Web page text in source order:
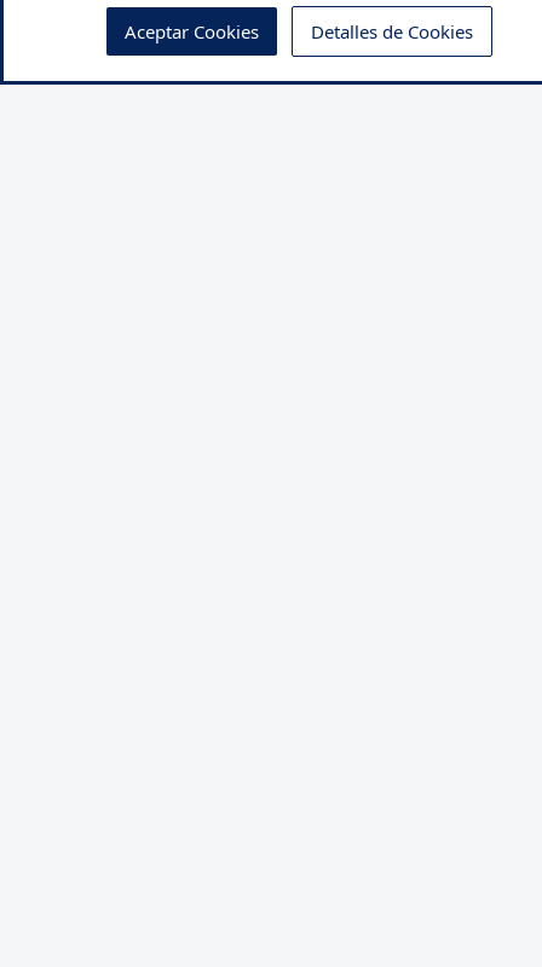
NACIONALES
El posible motivo sobre
Aceptar Cookies Detalles de Cookies